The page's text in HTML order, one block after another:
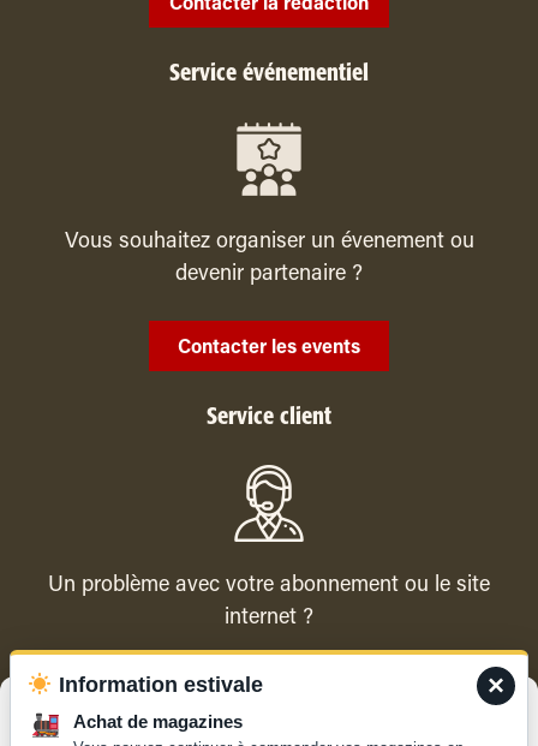
Contacter la rédaction
Service événementiel
Vous souhaitez organiser un évenement ou
devenir partenaire ?
Contacter les events
Service client
Un problème avec votre abonnement ou le site
internet ?
Contacter le service client ×
Information estivale
Achat de magazines